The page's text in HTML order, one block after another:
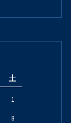
土
1
8